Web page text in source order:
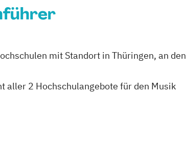
mit Standort in Thüringen, an
aller 2 Hochschulangebote für den Musik